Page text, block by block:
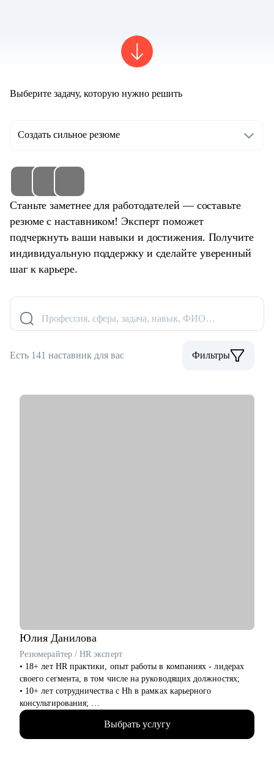
Выберите задачу, которую нужно решить
Создать сильное резюме
Станьте заметнее для работодателей — составьте
резюме с наставником! Эксперт поможет
подчеркнуть ваши навыки и достижения. Получите
индивидуальную поддержку и сделайте уверенный
шаг к карьере.
Профессия, сфера, задача, навык, ФИО…
Есть 141 наставник для вас Фильтры
Юлия Данилова
Резюмерайтер / HR эксперт
• 18+ лет HR практики, опыт работы в компаниях - лидерах
своего сегмента, в том числе на руководящих должностях;
• 10+ лет сотрудничества с Hh в рамках карьерного
консультирования;
• 3000+ составленных резюме для специалистов различного
уровня и специализации;
• 500+ продуктивных карьерных консультаций, подготовки к
Выбрать услугу